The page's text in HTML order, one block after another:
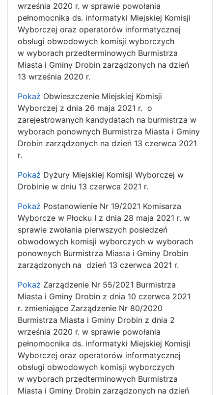
września 2020 r. w sprawie powołania
pełnomocnika ds. informatyki Miejskiej Komisji
Wyborczej oraz operatorów informatycznej
obsługi obwodowych komisji wyborczych
w wyborach przedterminowych Burmistrza
Miasta i Gminy Drobin zarządzonych na dzień
13 września 2020 r.
Pokaż Obwieszczenie Miejskiej Komisji
Wyborczej z dnia 26 maja 2021 r. o
zarejestrowanych kandydatach na burmistrza w
wyborach ponownych Burmistrza Miasta i Gminy
Drobin zarządzonych na dzień 13 czerwca 2021
r.
Pokaż Dyżury Miejskiej Komisji Wyborczej w
Drobinie w dniu 13 czerwca 2021 r.
Pokaż Postanowienie Nr 19/2021 Komisarza
Wyborcze w Płocku I z dnia 28 maja 2021 r. w
sprawie zwołania pierwszych posiedzeń
obwodowych komisji wyborczych w wyborach
ponownych Burmistrza Miasta i Gminy Drobin
zarządzonych na dzień 13 czerwca 2021 r.
Pokaż Zarządzenie Nr 55/2021 Burmistrza
Miasta i Gminy Drobin z dnia 10 czerwca 2021
r. zmieniające Zarządzenie Nr 80/2020
Burmistrza Miasta i Gminy Drobin z dnia 2
września 2020 r. w sprawie powołania
pełnomocnika ds. informatyki Miejskiej Komisji
Wyborczej oraz operatorów informatycznej
obsługi obwodowych komisji wyborczych
w wyborach przedterminowych Burmistrza
Miasta i Gminy Drobin zarządzonych na dzień